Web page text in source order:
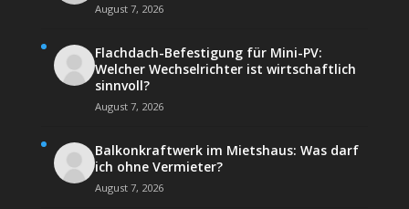
August 7, 2026
Flachdach-Befestigung für Mini-PV:
Welcher Wechselrichter ist wirtschaftlich
sinnvoll?
August 7, 2026
Balkonkraftwerk im Mietshaus: Was darf
ich ohne Vermieter?
August 7, 2026